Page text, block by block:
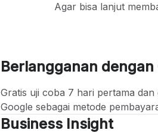
Agar bisa lanjut
Berlangganan dengan
Gratis uji coba 7 hari pertama
Google sebagai metode
Business Insight